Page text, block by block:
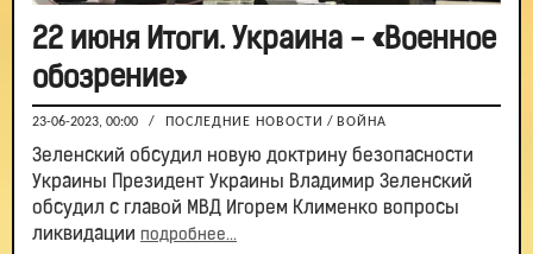
22 июня Итоги. Украина - «Военное
обозрение»
23-06-2023, 00:00 / ПОСЛЕДНИЕ НОВОСТИ / ВОЙНА
Зеленский обсудил новую доктрину безопасности
Украины Президент Украины Владимир Зеленский
обсудил с главой МВД Игорем Клименко вопросы
ликвидации подробнее...